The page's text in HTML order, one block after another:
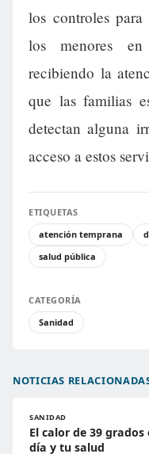
los controles
los menores
recibiendo la
que las familias
detectan alguna
acceso a estos
ETIQUETAS
atención temprana
salud pública
CATEGORÍA
Sanidad
NOTICIAS
SANIDAD
El calor de 39
día y tu salud